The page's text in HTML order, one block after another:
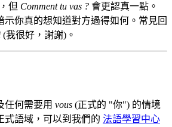
但 Comment tu vas ? 會更認真一點。
示你真的想知道對方過得如何。常見回
(我很好，謝謝)。
任何需要用 vous (正式的 "你") 的情境
式語域，可以到我們的 法語學習中心